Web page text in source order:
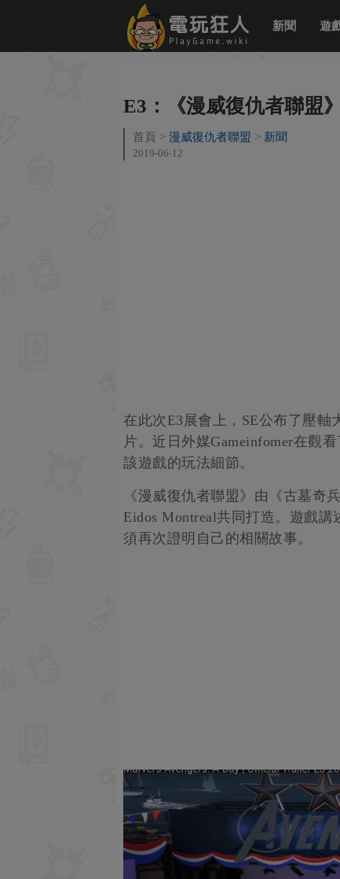
新聞 遊
E3：《漫威復仇者聯盟
首頁 漫威復仇者聯盟 新聞
2019-06-12
在此次E3展會上，SE公布了壓
片。近日外媒Gameinfomer在觀
該遊戲的玩法細節。
《漫威復仇者聯盟》由《古墓奇
Eidos Montreal共同打造。遊戲
須再次證明自己的相關故事。